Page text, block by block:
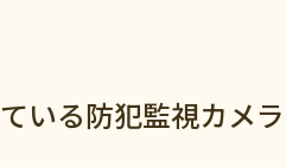
いる防犯監視カメ